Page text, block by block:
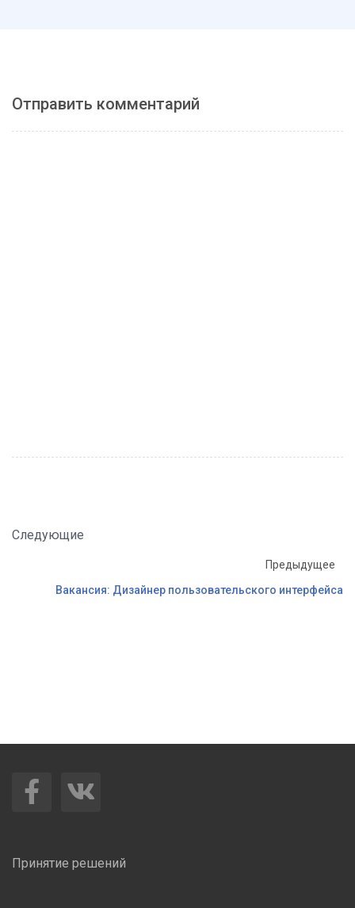
Отправить комментарий
Следующие
Предыдущее
Вакансия: Дизайнер пользовательского интерфейса
Принятие решений